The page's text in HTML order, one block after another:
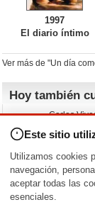
1997
El diario íntimo
Ver más de "Un día
Hoy también
Carlos
Nicholas
Charlize
Maggie
Nacimientos y
Este sitio
Utilizamos cookies
navegación,
aceptar todas las
esenciales.